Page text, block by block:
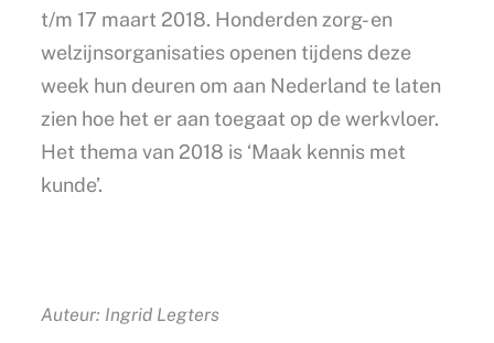
t/m 17 maart 2018. Honderden zorg- en
welzijnsorganisaties openen tijdens deze
week hun deuren om aan Nederland te laten
zien hoe het er aan toegaat op de werkvloer.
Het thema van 2018 is ‘Maak kennis met
kunde’.
Auteur: Ingrid Legters